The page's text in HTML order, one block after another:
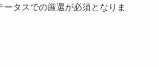
ータスでの厳選が必須となりま